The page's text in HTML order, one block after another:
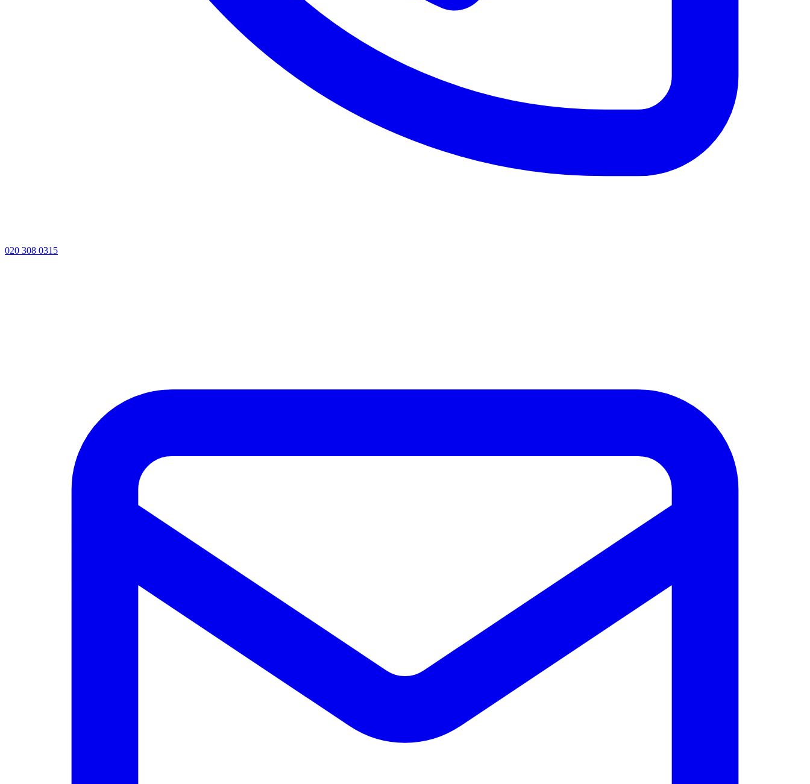
020 308 0315